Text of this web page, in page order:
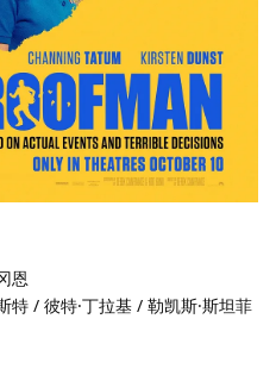
恩
特 / 彼特·丁拉基 / 勒凯斯·斯坦菲